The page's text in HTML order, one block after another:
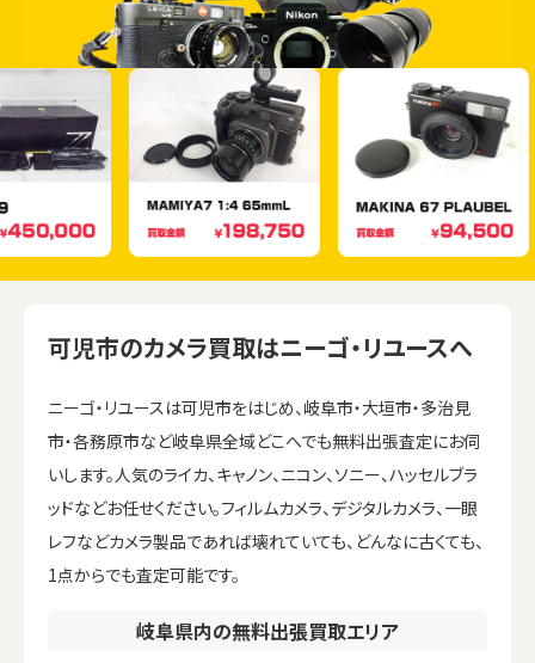
可児市のカメラ買取はニーゴ・リユースへ
ニーゴ・リユースは可児市をはじめ、岐阜市・大垣市・多治見
市・各務原市など岐阜県全域どこへでも無料出張査定にお伺
いします。人気のライカ、キャノン、ニコン、ソニー、ハッセルブラ
ッドなどお任せください。フィルムカメラ、デジタルカメラ、一眼
レフなどカメラ製品であれば壊れていても、どんなに古くても、
1点からでも査定可能です。
岐阜県内の無料出張買取エリア